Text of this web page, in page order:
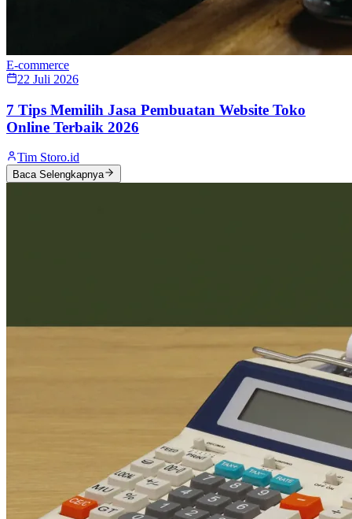
E-commerce
22 Juli 2026
7 Tips Memilih Jasa Pembuatan Website Toko
Online Terbaik 2026
Tim Storo.id
Baca Selengkapnya